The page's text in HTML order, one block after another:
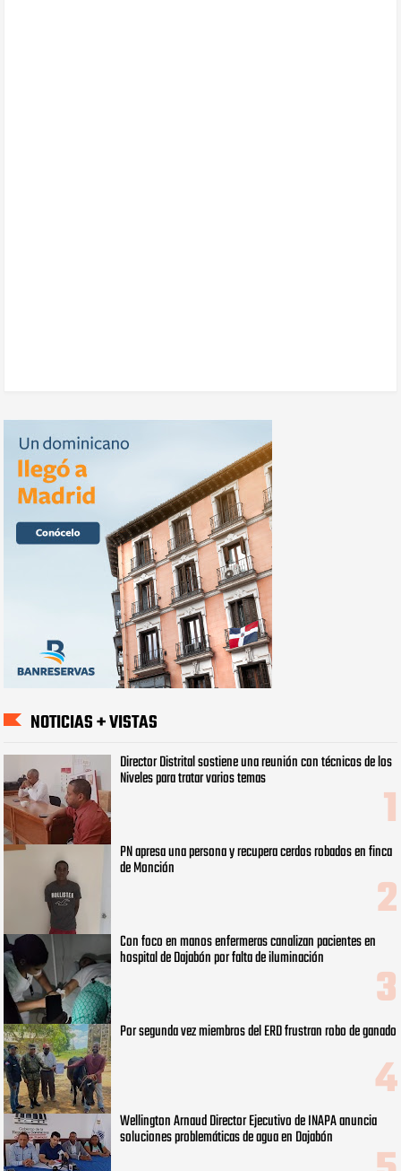
NOTICIAS + VISTAS
Director Distrital sostiene una reunión con técnicos de los
Niveles para tratar varios temas
PN apresa una persona y recupera cerdos robados en finca
de Monción
Con foco en manos enfermeras canalizan pacientes en
hospital de Dajabón por falta de iluminación
Por segunda vez miembros del ERD frustran robo de ganado
Wellington Arnaud Director Ejecutivo de INAPA anuncia
soluciones problemáticas de agua en Dajabón